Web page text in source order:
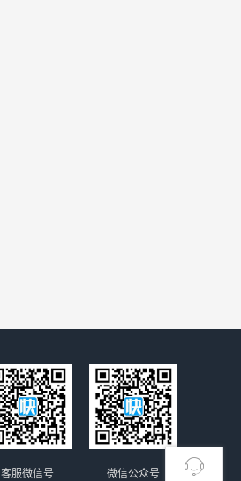
微信公众号
客服微信号